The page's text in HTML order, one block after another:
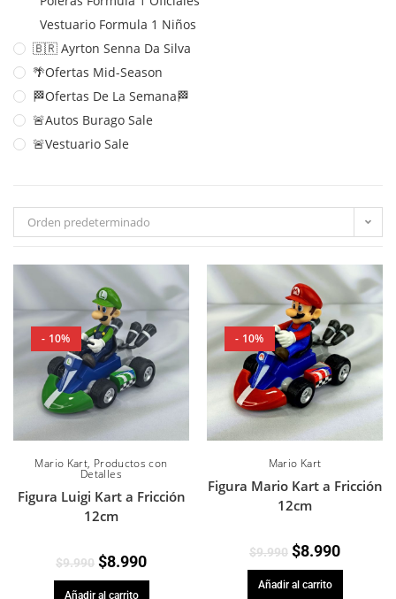
Vestuario Formula 1 Niños
🇧🇷 Ayrton Senna Da Silva
🌴Ofertas Mid-Season
🏁Ofertas De La Semana🏁
🚨Autos Burago Sale
🚨Vestuario Sale
Orden predeterminado
- 10%
Mario Kart, Productos con
Detalles
Figura Luigi Kart a Fricción
12cm
$9.990 $8.990
Añadir al carrito
- 10%
Mario Kart
Figura Mario Kart a Fricción
12cm
$9.990 $8.990
Añadir al carrito